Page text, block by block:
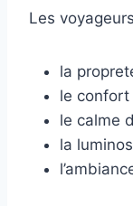
Les
la
le
le calme
la